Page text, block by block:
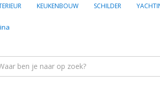
KEUKENBOUW SCHILDER